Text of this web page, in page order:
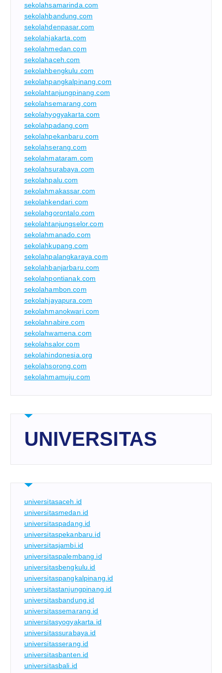
sekolahsamarinda.com
sekolahbandung.com
sekolahdenpasar.com
sekolahjakarta.com
sekolahmedan.com
sekolahaceh.com
sekolahbengkulu.com
sekolahpangkalpinang.com
sekolahtanjungpinang.com
sekolahsemarang.com
sekolahyogyakarta.com
sekolahpadang.com
sekolahpekanbaru.com
sekolahserang.com
sekolahmataram.com
sekolahsurabaya.com
sekolahpalu.com
sekolahmakassar.com
sekolahkendari.com
sekolahgorontalo.com
sekolahtanjungselor.com
sekolahmanado.com
sekolahkupang.com
sekolahpalangkaraya.com
sekolahbanjarbaru.com
sekolahpontianak.com
sekolahambon.com
sekolahjayapura.com
sekolahmanokwari.com
sekolahnabire.com
sekolahwamena.com
sekolahsalor.com
sekolahindonesia.org
sekolahsorong.com
sekolahmamuju.com
UNIVERSITAS
universitasaceh.id
universitasmedan.id
universitaspadang.id
universitaspekanbaru.id
universitasjambi.id
universitaspalembang.id
universitasbengkulu.id
universitaspangkalpinang.id
universitastanjungpinang.id
universitasbandung.id
universitassemarang.id
universitasyogyakarta.id
universitassurabaya.id
universitasserang.id
universitasbanten.id
universitasbali.id